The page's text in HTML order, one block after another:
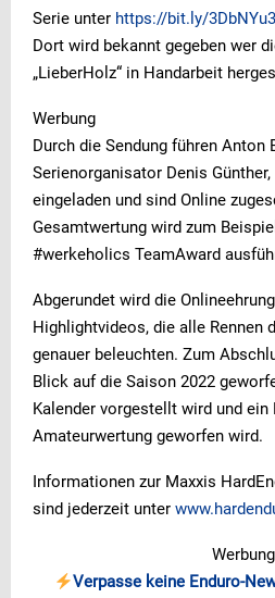
Serie unter https://bit.ly/3DbNYu3
Dort wird bekannt gegeben wer
„LieberHolz“ in Handarbeit
Werbung
Durch die Sendung führen Anton
Serienorganisator Denis
eingeladen und sind Online
Gesamtwertung wird zum
#werkeholics TeamAward
Abgerundet wird die
Highlightvideos, die alle Rennen
genauer beleuchten. Zum
Blick auf die Saison 2022
Kalender vorgestellt wird und ein
Amateurwertung geworfen wird.
Informationen zur Maxxis
sind jederzeit unter
Werbung
Verpasse keine Enduro-